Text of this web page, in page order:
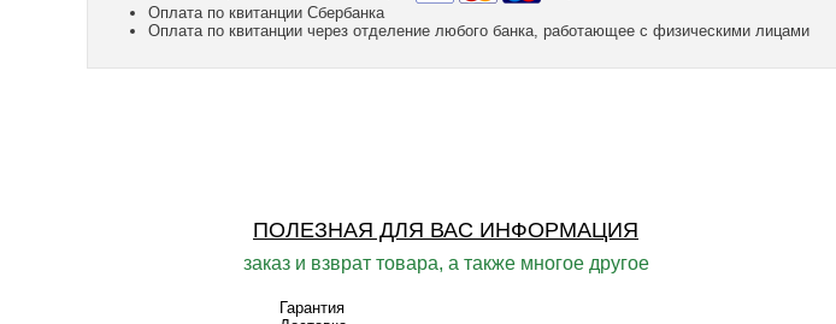
Оплата по квитанции Сбербанка
Оплата по квитанции через отделение любого банка, работающее с физическими лицами
ПОЛЕЗНАЯ ДЛЯ ВАС ИНФОРМАЦИЯ
заказ и взврат товара, а также многое другое
Гарантия